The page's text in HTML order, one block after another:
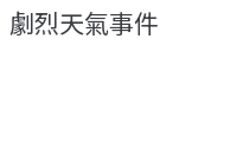
劇烈天氣事件